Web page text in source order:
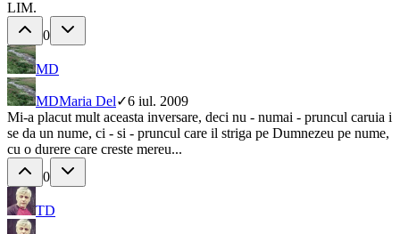
LIM.
0
MD
MDMaria Del✓6 iul. 2009
Mi-a placut mult aceasta inversare, deci nu - numai - pruncul caruia i
se da un nume, ci - si - pruncul care il striga pe Dumnezeu pe nume,
cu o durere care creste mereu...
0
TD